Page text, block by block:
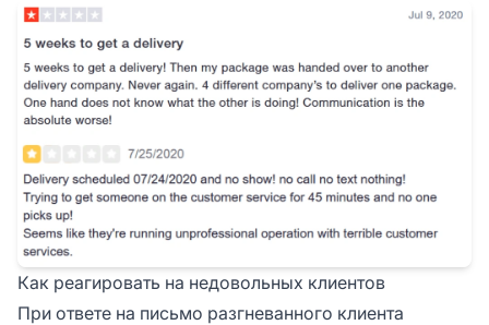
Как реагировать на недовольных клиентов
При ответе на письмо разгневанного клиента